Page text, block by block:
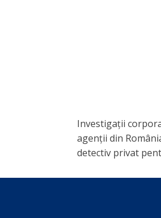
Investigații
agenții din
detectiv privat